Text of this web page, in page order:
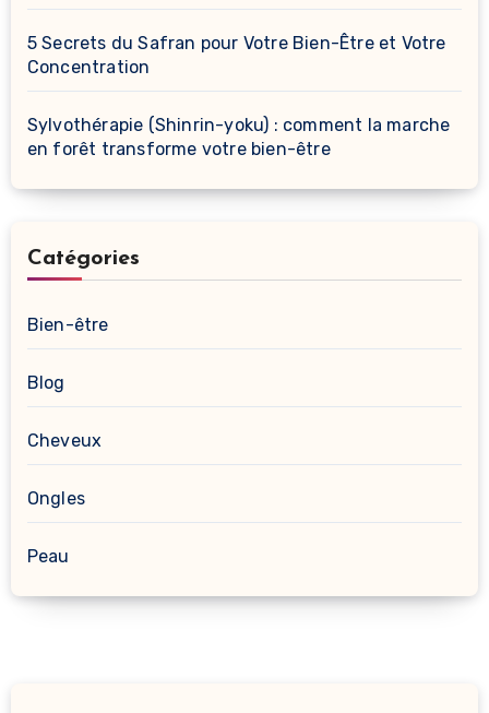
5 Secrets du Safran pour Votre Bien-Être et Votre
Concentration
Sylvothérapie (Shinrin-yoku) : comment la marche
en forêt transforme votre bien-être
Catégories
Bien-être
Blog
Cheveux
Ongles
Peau